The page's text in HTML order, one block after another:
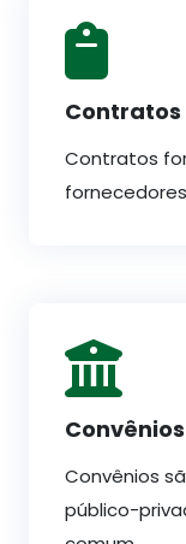
Contratos
Convênios
Convênios
público-